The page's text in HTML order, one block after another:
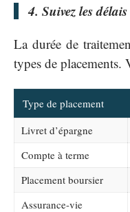
4. Suivez les
La durée de
types de placements.
Type de placement
Livret d’épargne
Compte à terme
Placement boursier
Assurance-vie